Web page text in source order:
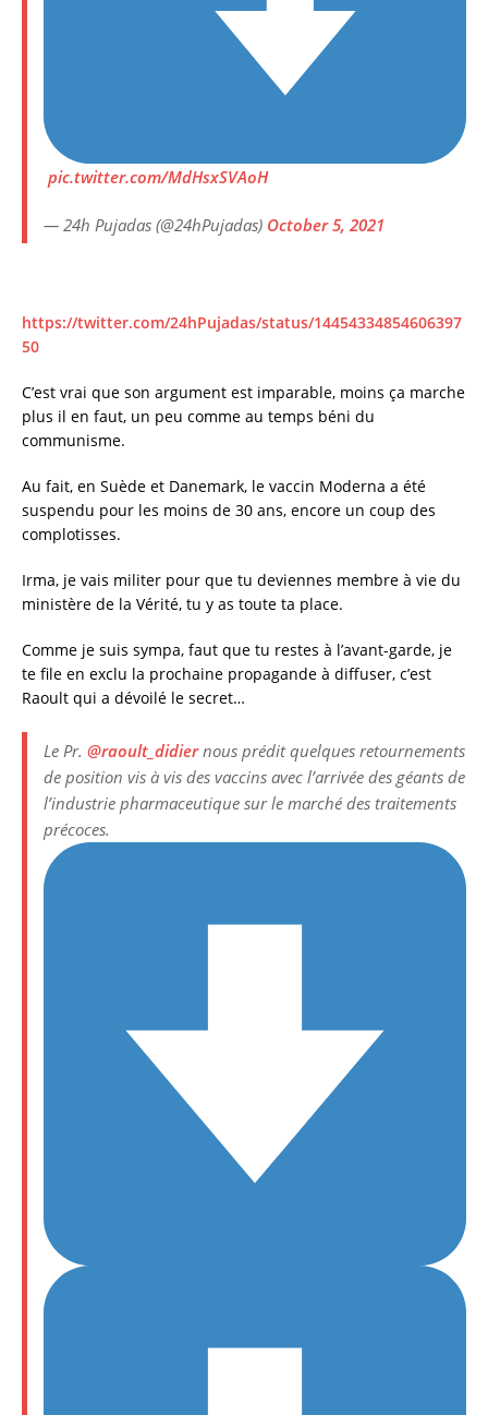
pic.twitter.com/MdHsxSVAoH
— 24h Pujadas (@24hPujadas) October 5, 2021
https://twitter.com/24hPujadas/status/14454334854606397
50
C’est vrai que son argument est imparable, moins ça marche
plus il en faut, un peu comme au temps béni du
communisme.
Au fait, en Suède et Danemark, le vaccin Moderna a été
suspendu pour les moins de 30 ans, encore un coup des
complotisses.
Irma, je vais militer pour que tu deviennes membre à vie du
ministère de la Vérité, tu y as toute ta place.
Comme je suis sympa, faut que tu restes à l’avant-garde, je
te file en exclu la prochaine propagande à diffuser, c’est
Raoult qui a dévoilé le secret…
Le Pr. @raoult_didiernous prédit quelques retournements
de position vis à vis des vaccins avec l’arrivée des géants de
l’industrie pharmaceutique sur le marché des traitements
précoces.